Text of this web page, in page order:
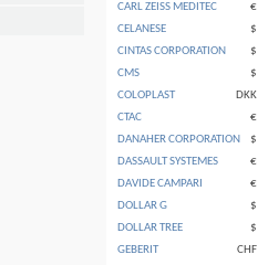
CARL ZEISS MEDITEC
€
CELANESE
$
CINTAS CORPORATION
$
CMS
$
COLOPLAST
DKK
CTAC
€
DANAHER CORPORATION
$
DASSAULT SYSTEMES
€
DAVIDE CAMPARI
€
DOLLAR G
$
DOLLAR TREE
$
GEBERIT
CHF